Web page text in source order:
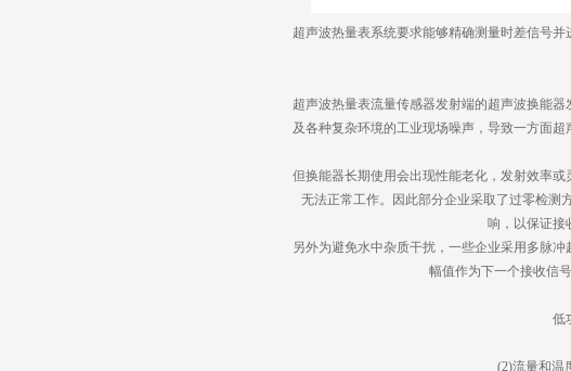
超声波热量表系统要求能够精确测量时差信号
超声波热量表流量传感器发射端的超声波换能
及各种复杂环境的工业现场噪声，导致一方面
但换能器长期使用会出现性能老化，发射效率
无法正常工作。因此部分企业采取了过零检测
响，以保证接
另外为避免水中杂质干扰，一些企业采用多脉
幅值作为下一个接收信
低
(2)流量和温